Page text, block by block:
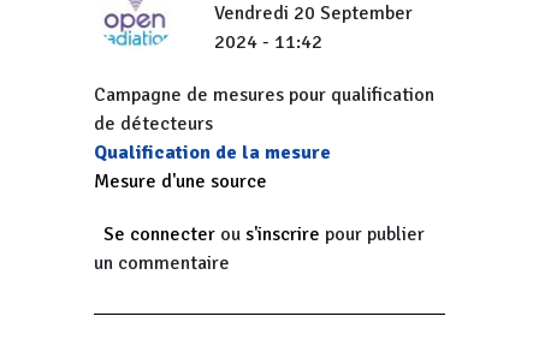
Vendredi 20 September
2024 - 11:42
Campagne de mesures pour qualification
de détecteurs
Qualification de la mesure
Mesure d'une source
Se connecter ou s'inscrire pour publier
un commentaire